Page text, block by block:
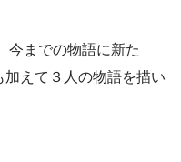
今までの物語に新た
えて３人の物語を描い